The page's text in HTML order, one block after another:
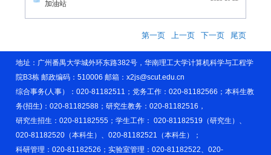
加油站
第一页 上一页 下一页 尾页
地址：广州番禺大学城外环东路382号，华南理工大学计算机科学与工程学
院B3栋 邮政编码：510006 邮箱：x2js@scut.edu.cn
综合事务(人事）：020-81182511；党务工作：020-81182566；本科生教
务(招生)：020-81182588；研究生教务：020-81182516，
研究生招生：020-81182555；学生工作： 020-81182519（研究生）、
020-81182520（本科生）、020-81182521（本科生）；
科研管理：020-81182526；实验室管理：020-81182522、020-